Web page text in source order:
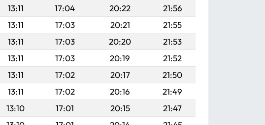
13:11 17:04 20:22
21:56
13:11 17:03 20:21
21:55
13:11 17:03 20:20
21:53
13:11 17:03 20:19
21:52
13:11 17:02 20:17
21:50
13:11 17:02 20:16
21:49
13:10 17:01 20:15
21:47